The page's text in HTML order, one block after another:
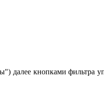
далее кнопками фильтра